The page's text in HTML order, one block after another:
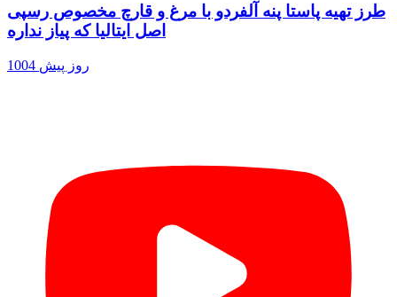
طرز تهیه پاستا پنه آلفردو با مرغ و قارچ مخصوص رسپی
اصل ایتالیا که پیاز نداره
1004 روز پیش